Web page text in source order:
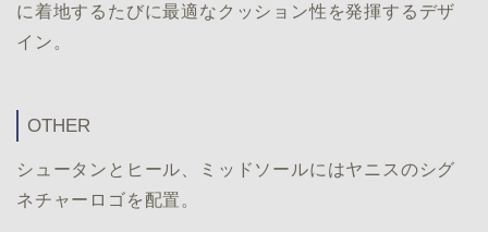
に着地するたびに最適なクッション性を発揮するデザ
イン。
OTHER
シュータンとヒール、ミッドソールにはヤニスのシグ
ネチャーロゴを配置。